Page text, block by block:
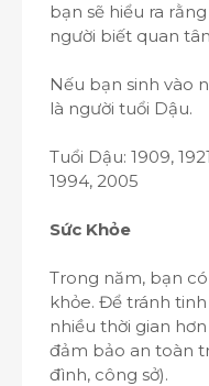
bạn sẽ hiểu ra
người biết quan
Nếu bạn sinh vào
là người tuổi Dậu.
Tuổi Dậu: 1909,
1994, 2005
Sức Khỏe
Trong năm, bạn
khỏe. Để tránh
nhiều thời gian
đảm bảo an toàn
đình, công sở).